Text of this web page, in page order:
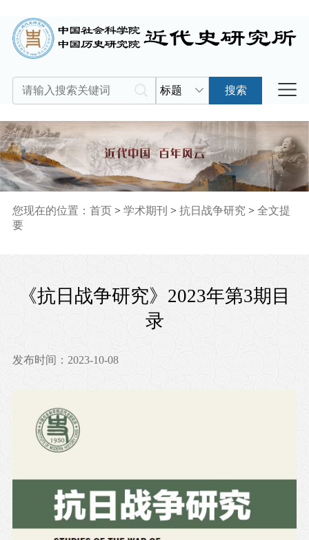
标题 搜索
您现在的位置： 首页> 学术期刊 > 抗日战争研究 > 全文提
要
《抗日战争研究》2023年第3期目
录
发布时间：2023-10-08